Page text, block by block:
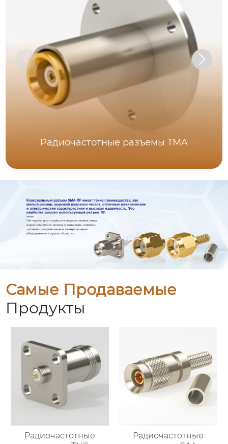
Радиочастотные разъемы TMA
Самые Продаваемые
Продукты
Радиочастотные
Радиочастотные